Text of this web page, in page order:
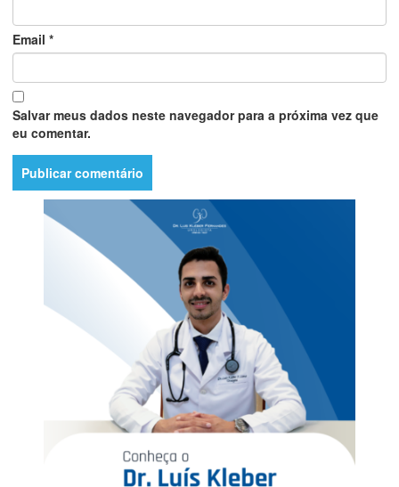
Email *
Salvar meus dados neste navegador para a próxima vez que
eu comentar.